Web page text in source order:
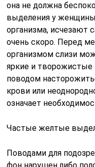
она не должна
выделения у
организма, исчезают
очень скоро. Перед
организмом слизи
яркие и
поводом
крови или
означает
Частые желтые
Поводами для